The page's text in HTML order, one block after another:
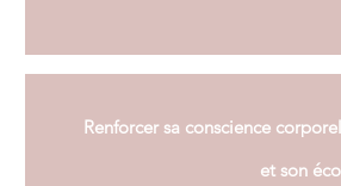
Renforcer sa conscience
et son